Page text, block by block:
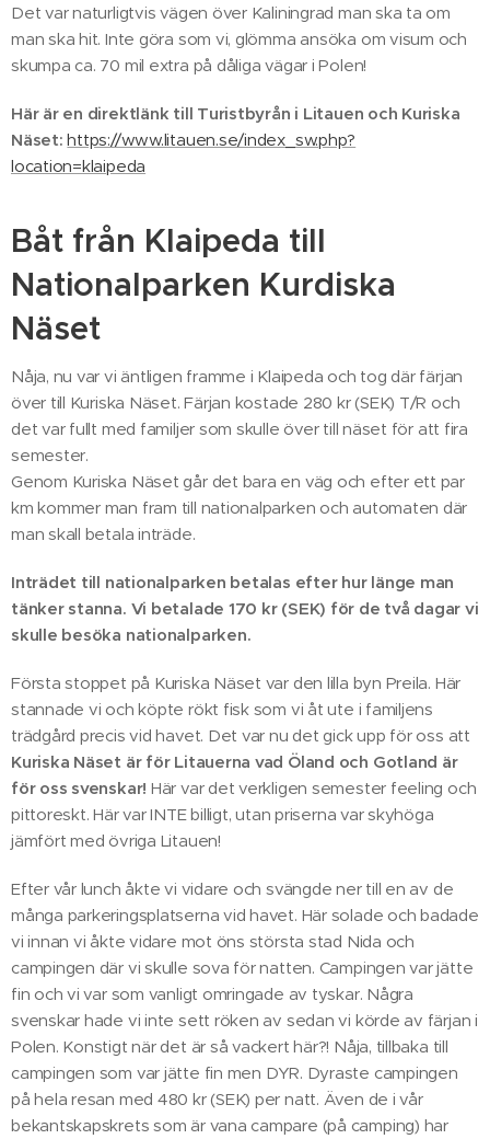
Det var naturligtvis vägen över Kaliningrad man ska ta om
man ska hit. Inte göra som vi, glömma ansöka om visum och
skumpa ca. 70 mil extra på dåliga vägar i Polen!
Här är en direktlänk till Turistbyrån i Litauen och Kuriska
Näset:https://www.litauen.se/index_sw.php?
location=klaipeda
Båt från Klaipeda till
Nationalparken Kurdiska
Näset
Nåja, nu var vi äntligen framme i Klaipeda och tog där färjan
över till Kuriska Näset. Färjan kostade 280 kr (SEK) T/R och
det var fullt med familjer som skulle över till näset för att fira
semester.
Genom Kuriska Näset går det bara en väg och efter ett par
km kommer man fram till nationalparken och automaten där
man skall betala inträde.
Inträdet till nationalparken betalas efter hur länge man
tänker stanna. Vi betalade 170 kr (SEK) för de två dagar vi
skulle besöka nationalparken.
Första stoppet på Kuriska Näset var den lilla byn Preila. Här
stannade vi och köpte rökt fisk som vi åt ute i familjens
trädgård precis vid havet. Det var nu det gick upp för oss att
Kuriska Näset är för Litauerna vad Öland och Gotland är
för oss svenskar! Här var det verkligen semester feeling och
pittoreskt. Här var INTE billigt, utan priserna var skyhöga
jämfört med övriga Litauen!
Efter vår lunch åkte vi vidare och svängde ner till en av de
många parkeringsplatserna vid havet. Här solade och badade
vi innan vi åkte vidare mot öns största stad Nida och
campingen där vi skulle sova för natten. Campingen var jätte
fin och vi var som vanligt omringade av tyskar. Några
svenskar hade vi inte sett röken av sedan vi körde av färjan i
Polen. Konstigt när det är så vackert här?! Nåja, tillbaka till
campingen som var jätte fin men DYR. Dyraste campingen
på hela resan med 480 kr (SEK) per natt. Även de i vår
bekantskapskrets som är vana campare (på camping) har